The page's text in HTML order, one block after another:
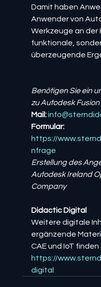
Damit haben
Anwender von
Werkzeuge an der
funktionale,
überzeugende
Benötigen Sie ein
zu Autodesk
Mail:
Formular:
https://
nfrage
Erstellung des
Autodesk Ireland
Company
Didactic Digital
Weitere digitale
ergänzende
CAE und IoT finden
https://
digital